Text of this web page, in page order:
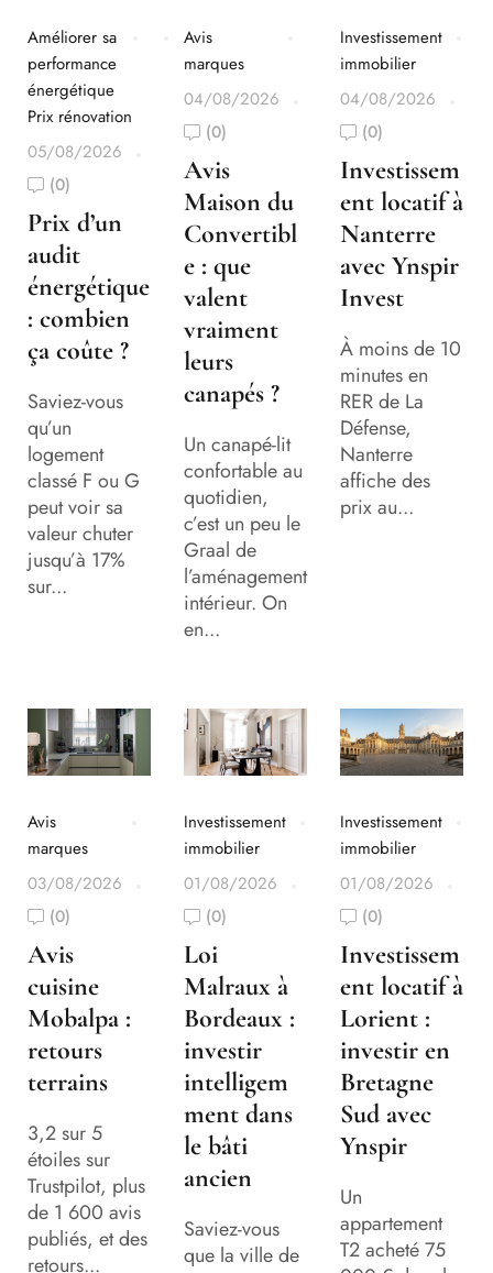
Améliorer sa
performance
énergétique
Prix rénovation
05/08/2026
(0)
Prix d’un
audit
énergétique
: combien
ça coûte ?
Saviez-vous
qu’un
logement
classé F ou G
peut voir sa
valeur chuter
jusqu’à 17%
sur...
Avis
marques
04/08/2026
(0)
Avis
Maison du
Convertibl
e : que
valent
vraiment
leurs
canapés ?
Un canapé-lit
confortable au
quotidien,
c’est un peu le
Graal de
l’aménagement
intérieur. On
en...
Investissement
immobilier
04/08/2026
(0)
Investissem
ent locatif à
Nanterre
avec Ynspir
Invest
À moins de 10
minutes en
RER de La
Défense,
Nanterre
affiche des
prix au...
Avis
marques
03/08/2026
(0)
Avis
cuisine
Mobalpa :
retours
terrains
3,2 sur 5
étoiles sur
Trustpilot, plus
de 1 600 avis
publiés, et des
retours...
Investissement
immobilier
01/08/2026
(0)
Loi
Malraux à
Bordeaux :
investir
intelligem
ment dans
le bâti
ancien
Saviez-vous
que la ville de
Investissement
immobilier
01/08/2026
(0)
Investissem
ent locatif à
Lorient :
investir en
Bretagne
Sud avec
Ynspir
Un
appartement
T2 acheté 75